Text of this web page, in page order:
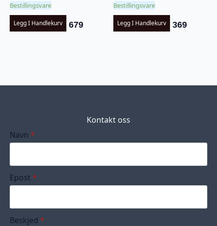
Bestillingsvare
Legg I Handlekurv 679
Bestillingsvare
Legg I Handlekurv 369
Kontakt oss
Navn *
Epost *
Beskjed *